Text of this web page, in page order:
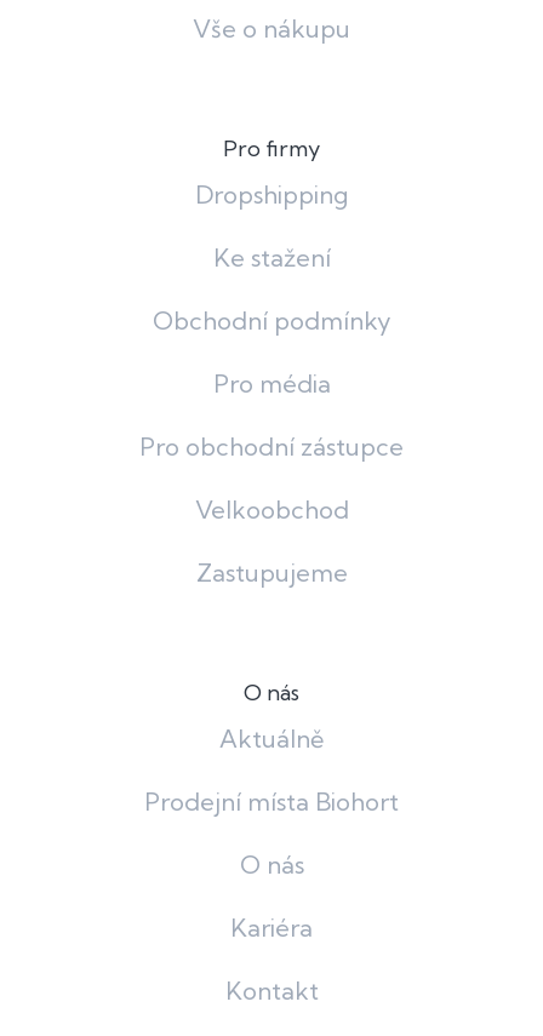
Vše o nákupu
Pro firmy
Dropshipping
Ke stažení
Obchodní podmínky
Pro média
Pro obchodní zástupce
Velkoobchod
Zastupujeme
O nás
Aktuálně
Prodejní místa Biohort
O nás
Kariéra
Kontakt